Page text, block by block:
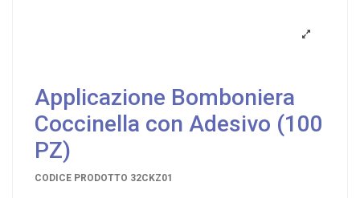
Applicazione Bomboniera
Coccinella con Adesivo (100
PZ)
CODICE PRODOTTO 32CKZ01